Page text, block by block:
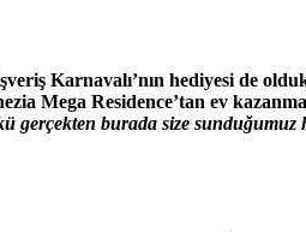
Karnavalı’nın hediyesi de
Mega Residence’tan ev
gerçekten burada size